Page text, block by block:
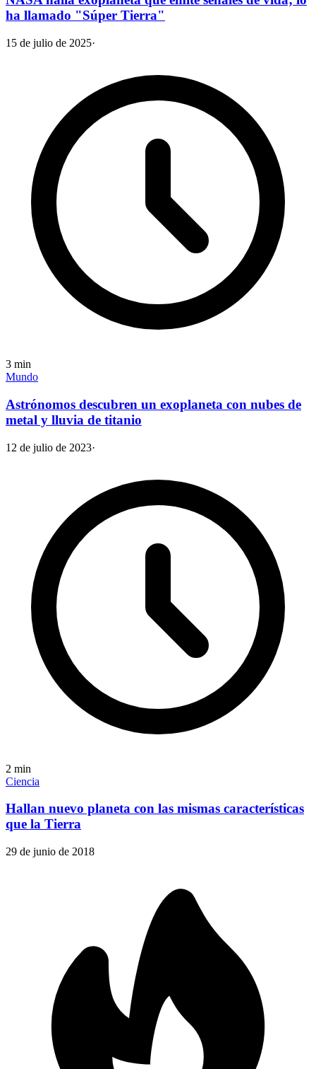
ha llamado "Súper Tierra"
15 de julio de 2025·
3 min
Mundo
Astrónomos descubren un exoplaneta con nubes de
metal y lluvia de titanio
12 de julio de 2023·
2 min
Ciencia
Hallan nuevo planeta con las mismas características
que la Tierra
29 de junio de 2018